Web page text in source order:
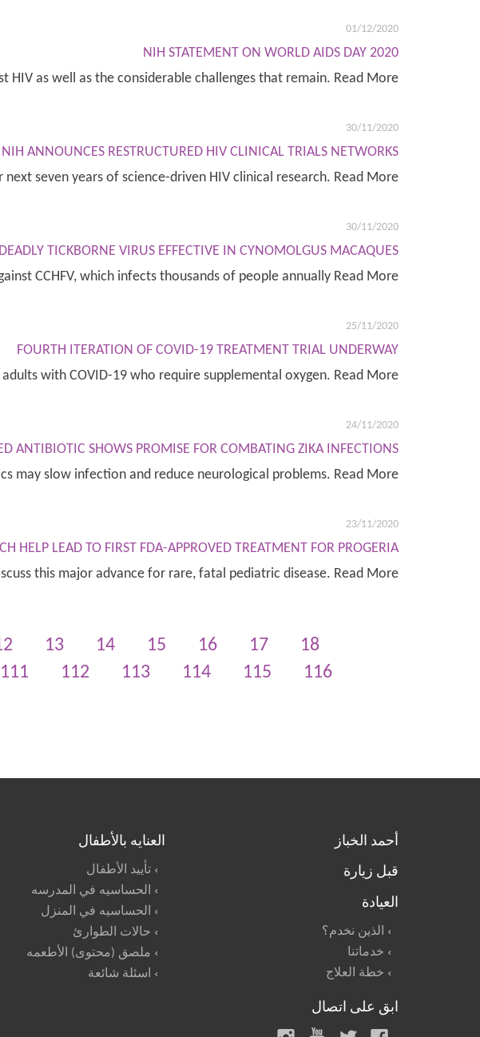
01/12/2020
NIH STATEMENT ON WORLD AIDS DAY 2020
as well as the considerable challenges that remain. Read More
30/11/2020
NIH ANNOUNCES RESTRUCTURED HIV CLINICAL TRIALS NETWORKS
seven years of science-driven HIV clinical research. Read More
30/11/2020
TICKBORNE VIRUS EFFECTIVE IN CYNOMOLGUS MACAQUES
CCHFV, which infects thousands of people annually Read More
25/11/2020
FOURTH ITERATION OF COVID-19 TREATMENT TRIAL UNDERWAY
with COVID-19 who require supplemental oxygen. Read More
24/11/2020
ANTIBIOTIC SHOWS PROMISE FOR COMBATING ZIKA INFECTIONS
may slow infection and reduce neurological problems. Read More
23/11/2020
HELP LEAD TO FIRST FDA-APPROVED TREATMENT FOR PROGERIA
this major advance for rare, fatal pediatric disease. Read More
13 14 15 16 17
18
111 112 113 114 115
116
أحمد الخباز
قبل زيارة
العيادة
الذين نخدم؟
خدماتنا
خطة العلاج
ابق على اتصال
العنايه بالأطفال
تأييد الأطفال
الحساسيه في المدرسه
الحساسيه في المنزل
حالات الطوارئ
ملصق (محتوى) الأطعمه
اسئلة شائعة